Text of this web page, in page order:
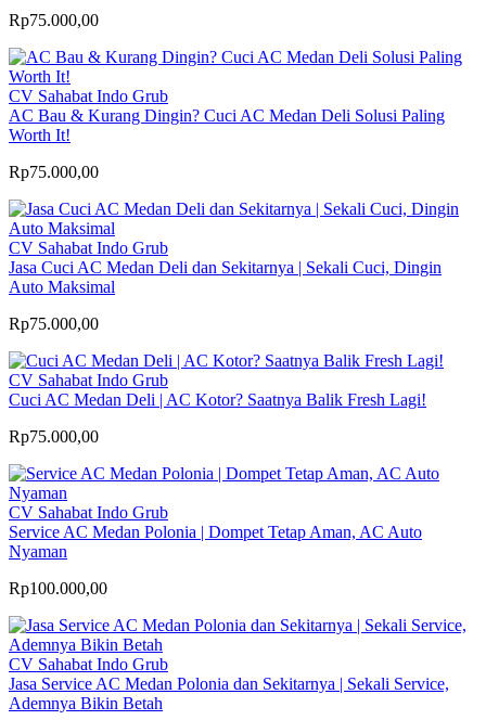
Rp75.000,00
CV Sahabat Indo Grub
AC Bau & Kurang Dingin? Cuci AC Medan Deli Solusi Paling
Worth It!
Rp75.000,00
CV Sahabat Indo Grub
Jasa Cuci AC Medan Deli dan Sekitarnya | Sekali Cuci, Dingin
Auto Maksimal
Rp75.000,00
CV Sahabat Indo Grub
Cuci AC Medan Deli | AC Kotor? Saatnya Balik Fresh Lagi!
Rp75.000,00
CV Sahabat Indo Grub
Service AC Medan Polonia | Dompet Tetap Aman, AC Auto
Nyaman
Rp100.000,00
CV Sahabat Indo Grub
Jasa Service AC Medan Polonia dan Sekitarnya | Sekali Service,
Ademnya Bikin Betah